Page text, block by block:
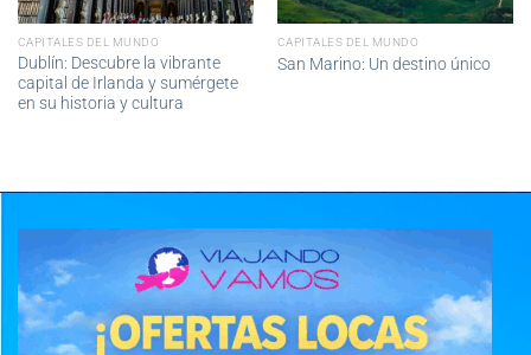
CAPITALES DEL MUNDO
Dublín: Descubre la vibrante
capital de Irlanda y sumérgete
en su historia y cultura
CAPITALES DEL MUNDO
San Marino: Un destino único